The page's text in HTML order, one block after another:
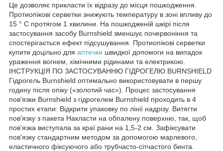
Це дозволяє прикласти їх відразу до місця пошкодження.
Протиопікові серветки знижують температуру в зоні впливу до
15 ° С протягом 1 хвилини. На пошкодженій шкірі після
застосування засобу Burnshield зменшує почервоніння та
спостерігається ефект підсушування. Протиопікові серветки
купити доцільно для аптечки швидкої допомоги на випадок
ураження вогнем, хімічними рідинами та електрикою.
ІНСТРУКЦІЯ ПО ЗАСТОСУВАННЮ ГІДРОГЕЛЮ BURNSHIELD
Гідрогель Burnshield оптимально використовувати в першу
годину після опіку («золотий час»). Процес застосування
пов'язки Burnshield з гідрогелем Burnshield проходить в 4
простих етапи: Відкрити упаковку по лінії надрізу. Витягти
пов'язку з пакета Накласти на обпалену поверхню, так, щоб
пов'язка виступала за краї рани на 1,5-2 см. Зафіксувати
пов'язку стандартним методом за допомогою марлевого,
еластичного фіксуючого або трубчасто-сітчастого бинта.